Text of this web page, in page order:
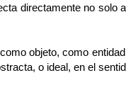
directamente no solo
objeto, como
o ideal, en el